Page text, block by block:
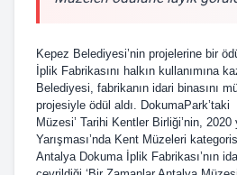
Kepez Belediyesi’nin projelerine bir
İplik Fabrikasını halkın kullanımına
Belediyesi, fabrikanın idari binasını
projesiyle ödül aldı. DokumaPark’taki
Müzesi’ Tarihi Kentler Birliği’nin, 2020
Yarışması’nda Kent Müzeleri
Antalya Dokuma İplik Fabrikası’nın